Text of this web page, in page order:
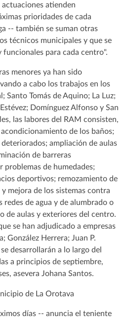
actuaciones atienden
prioridades de cada
-- también se suman otras
técnicos municipales y que se
funcionales para cada centro".
menores ya han sido
a cabo los trabajos en los
Santo Tomás de Aquino; La Luz;
Domínguez Alfonso y San
las labores del RAM consisten,
de los baños;
ampliación de aulas
de barreras
de humedades;
deportivos; remozamiento de
y mejora de los sistemas contra
redes de agua y de alumbrado o
de aulas y exteriores del centro.
se han adjudicado a empresas
González Herrera; Juan P.
desarrollarán a lo largo del
a principios de septiembre,
asevera Johana Santos.
días -- anuncia el teniente